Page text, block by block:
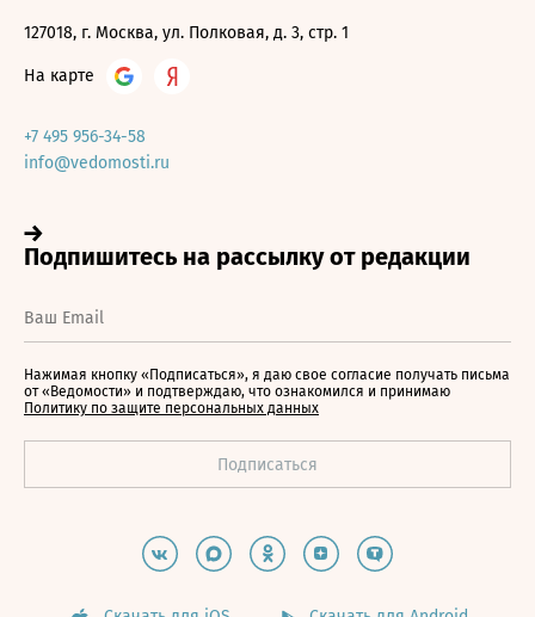
127018, г. Москва, ул. Полковая, д. 3, стр. 1
На карте
+7 495 956-34-58
info@vedomosti.ru
Нажимая кнопку «Подписаться», я даю свое согласие получать письма
от «Ведомости» и подтверждаю, что ознакомился и принимаю
Политику по защите персональных данных